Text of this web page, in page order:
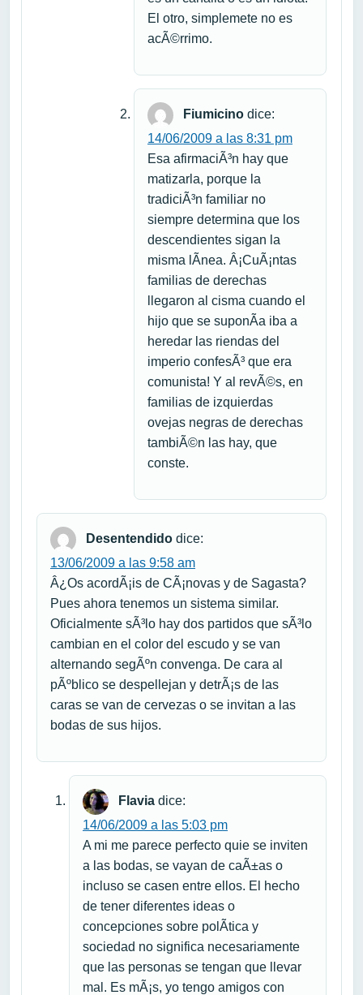
El otro, simplemete no es
acÃ©rrimo.
Fiumicino dice:
14/06/2009 a las 8:31 pm
Esa afirmaciÃ³n hay que
matizarla, porque la
tradiciÃ³n familiar no
siempre determina que los
descendientes sigan la
misma lÃ­nea. Â¡CuÃ¡ntas
familias de derechas
llegaron al cisma cuando el
hijo que se suponÃ­a iba a
heredar las riendas del
imperio confesÃ³ que era
comunista! Y al revÃ©s, en
familias de izquierdas
ovejas negras de derechas
tambiÃ©n las hay, que
conste.
Desentendido dice:
13/06/2009 a las 9:58 am
Â¿Os acordÃ¡is de CÃ¡novas y de Sagasta?
Pues ahora tenemos un sistema similar.
Oficialmente sÃ³lo hay dos partidos que sÃ³lo
cambian en el color del escudo y se van
alternando segÃºn convenga. De cara al
pÃºblico se despellejan y detrÃ¡s de las
caras se van de cervezas o se invitan a las
bodas de sus hijos.
Flavia dice:
14/06/2009 a las 5:03 pm
A mi me parece perfecto quie se inviten
a las bodas, se vayan de caÃ±as o
incluso se casen entre ellos. El hecho
de tener diferentes ideas o
concepciones sobre polÃ­tica y
sociedad no significa necesariamente
que las personas se tengan que llevar
mal. Es mÃ¡s, yo tengo amigos con